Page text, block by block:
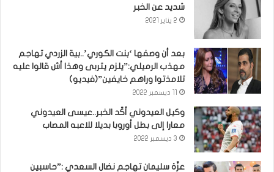
شديد عن الخبر
2 يناير 2021
بعد أن وصفها ‘بنت الكوري’..بية الزردي تهاجم
مهذب الرميلي:”يلزم يتربى وهذا أش قالوا عليه
تلامذتوا وراهم خايفين”(فيديو)
وكيل العيدوني أكّد الخبر..عيسى العيدوني
معارا إلى بطل أوروبا بديلا للاعبه المصاب
3 ديسمبر 2022
عزّة سليمان تهاجم نضال السعدي :”حاسبين